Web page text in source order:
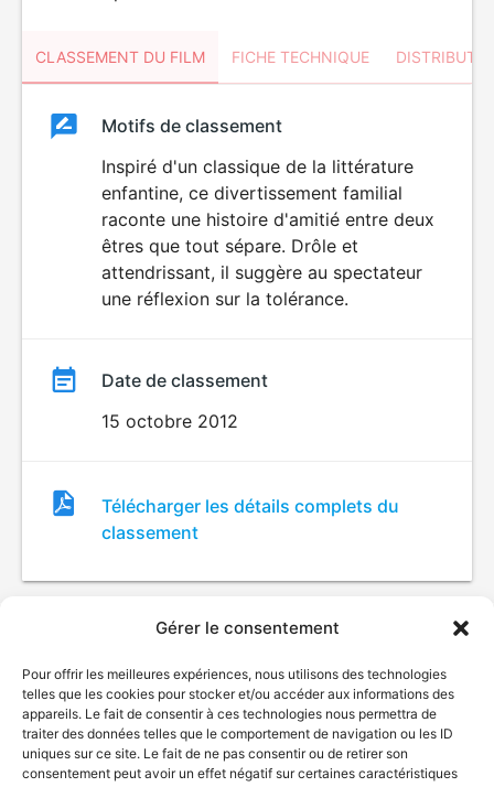
Gérer le consentement
Pour offrir les meilleures expériences, nous utilisons des technologies
telles que les cookies pour stocker et/ou accéder aux informations des
appareils. Le fait de consentir à ces technologies nous permettra de
traiter des données telles que le comportement de navigation ou les ID
uniques sur ce site. Le fait de ne pas consentir ou de retirer son
consentement peut avoir un effet négatif sur certaines caractéristiques
CLASSEMENT DU FILM FICHE TECHNIQUE
ClassementClassement
POUR
ENFANTS
Motifs de classement
Inspiré d'un classique de la littérature
enfantine, ce divertissement familial
raconte une histoire d'amitié entre deux
êtres que tout sépare. Drôle et
attendrissant, il suggère au spectateur
une réflexion sur la tolérance.
Date de classement
15 octobre 2012
Fichier
de
classement
Télécharger les détails complets du
classement
© Gouvernement du Québec, 2026